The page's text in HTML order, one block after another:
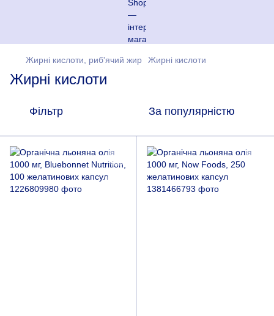
Жирні кислоти, риб'ячий жир Жирні кислоти
Жирні кислоти
Фільтр За популярністю